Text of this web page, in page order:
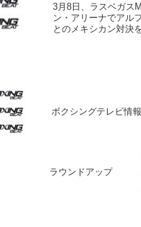
3月8日、ラスベガス
ン・アリーナでアル
とのメキシカン対決
ボクシングテレビ情
ラウンドアップ